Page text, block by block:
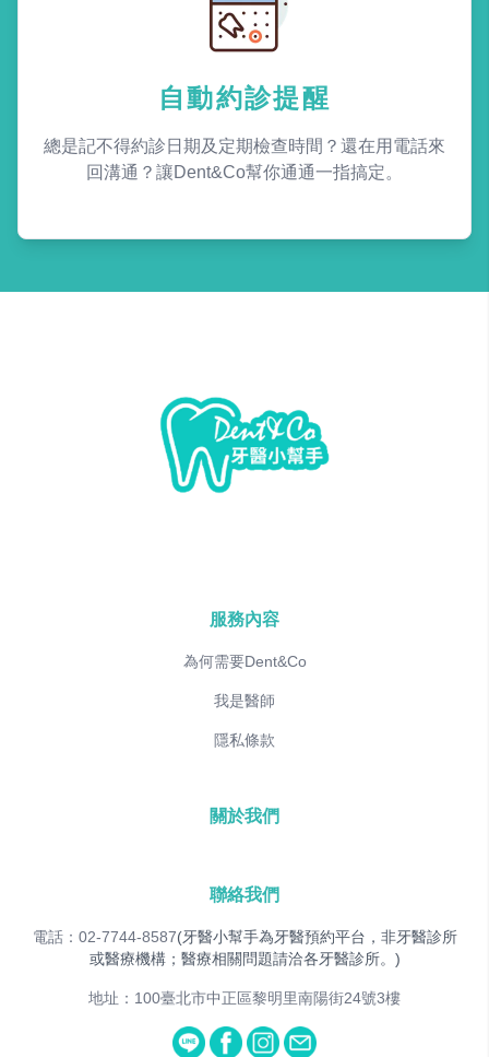
自動約診提醒
總是記不得約診日期及定期檢查時間？還在用電話來
回溝通？讓Dent&Co幫你通通一指搞定。
服務內容
為何需要Dent&Co
我是醫師
隱私條款
關於我們
聯絡我們
電話：02-7744-8587(牙醫小幫手為牙醫預約平台，非牙醫診所
或醫療機構；醫療相關問題請洽各牙醫診所。)
地址：100臺北市中正區黎明里南陽街24號3樓